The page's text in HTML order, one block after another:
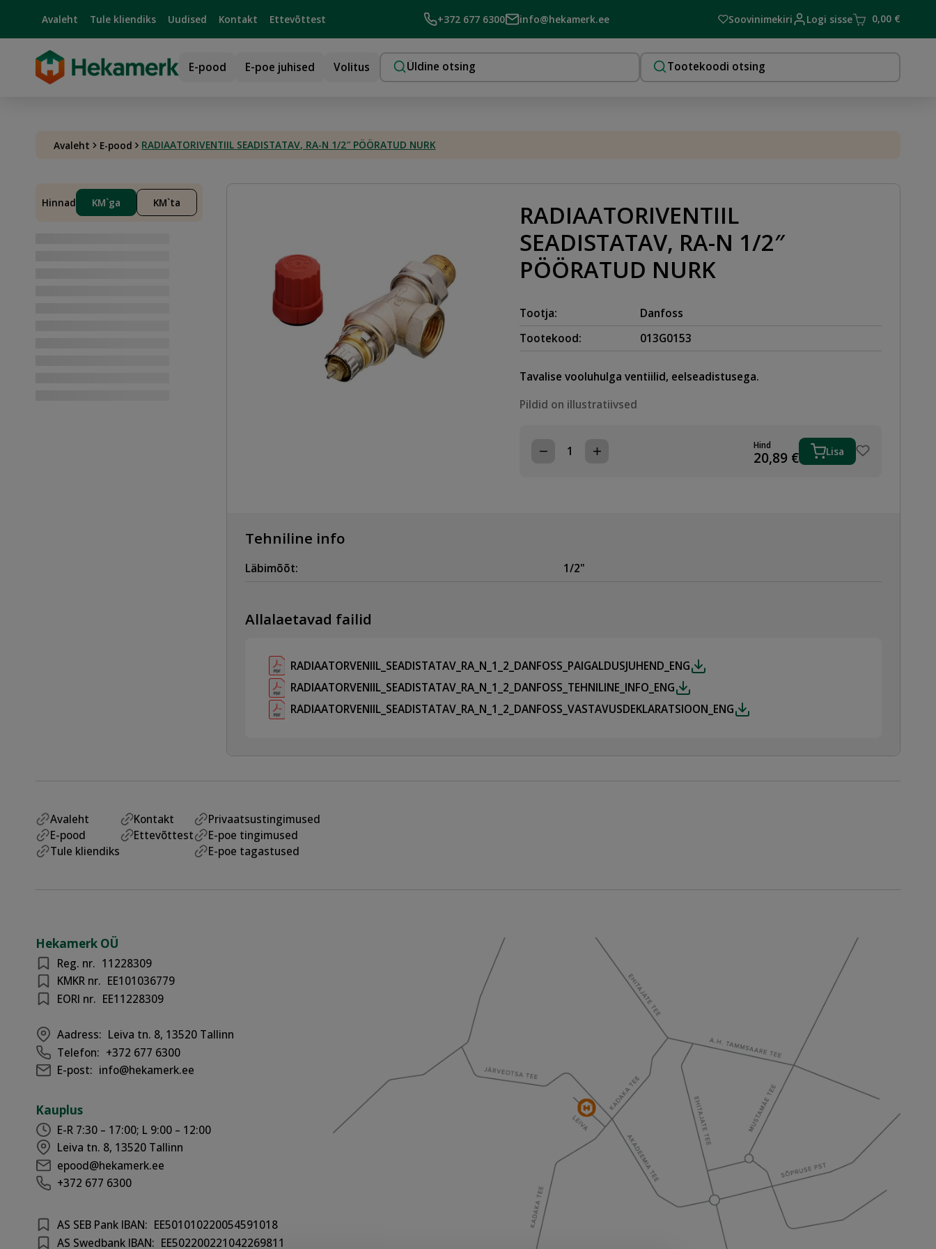
Avaleht Tule kliendiks Uudised Kontakt Ettevõttest +372 677 6300 info@hekamerk.ee Soovinimekiri Logi sisse 0,00 €
E-pood E-poe juhised Volitus
Avaleht E-pood RADIAATORIVENTIIL SEADISTATAV, RA-N 1/2″ PÖÖRATUD NURK
Hinnad KM`ga KM`ta
RADIAATORIVENTIIL
SEADISTATAV, RA-N 1/2″
PÖÖRATUD NURK
Tootja:
Danfoss
Tootekood:
013G0153
Tavalise vooluhulga ventiilid, eelseadistusega.
Pildid on illustratiivsed
RADIAATORIVENTIIL
Hind
20,89 € Lisa
Tehniline info
Läbimõõt: 1/2"
Allalaetavad failid
RADIAATORVENIIL_SEADISTATAV_RA_N_1_2_DANFOSS_PAIGALDUSJUHEND_ENG
RADIAATORVENIIL_SEADISTATAV_RA_N_1_2_DANFOSS_TEHNILINE_INFO_ENG
RADIAATORVENIIL_SEADISTATAV_RA_N_1_2_DANFOSS_VASTAVUSDEKLARATSIOON_ENG
Avaleht
E-pood
Tule kliendiks
Kontakt
Ettevõttest
Privaatsustingimused
E-poe tingimused
E-poe tagastused
Hekamerk OÜ
Reg. nr. 11228309
KMKR nr. EE101036779
EORI nr. EE11228309
Aadress: Leiva tn. 8, 13520 Tallinn
Telefon: +372 677 6300
E-post: info@hekamerk.ee
Kauplus
E-R 7:30 – 17:00; L 9:00 – 12:00
Leiva tn. 8, 13520 Tallinn
epood@hekamerk.ee
+372 677 6300
AS SEB Pank IBAN: EE501010220054591018
AS Swedbank IBAN: EE502200221042269811